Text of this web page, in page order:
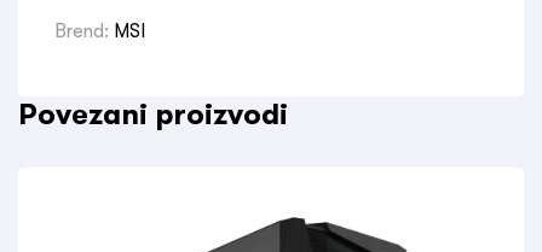
Brend: MSI
Povezani proizvodi